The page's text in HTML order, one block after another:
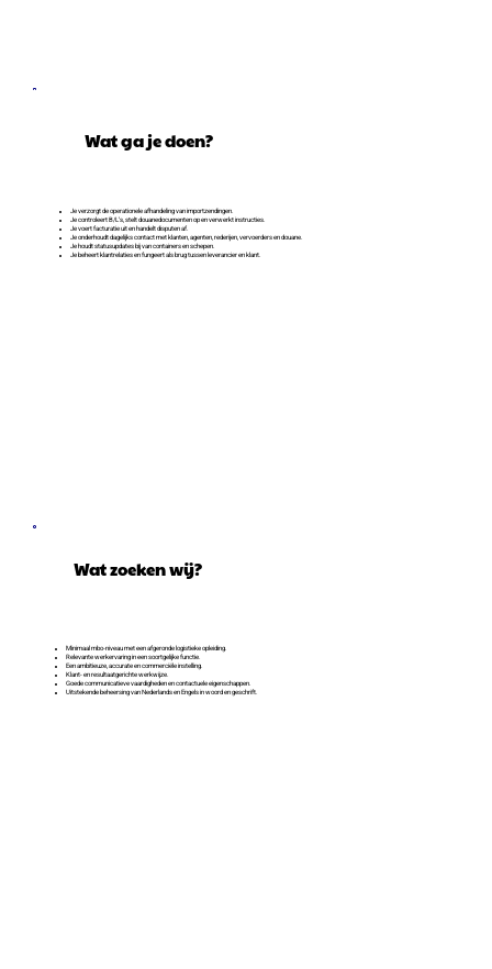
Wat ga je doen?
Je verzorgt de operationele afhandeling van importzendingen.
Je controleert B/L’s, stelt douanedocumenten op en verwerkt instructies.
Je voert facturatie uit en handelt disputen af.
Je onderhoudt dagelijks contact met klanten, agenten, rederijen, vervoerders en douane.
Je houdt statusupdates bij van containers en schepen.
Je beheert klantrelaties en fungeert als brug tussen leverancier en klant.
Wat zoeken wij?
Minimaal mbo-niveau met een afgeronde logistieke opleiding.
Relevante werkervaring in een soortgelijke functie.
Een ambitieuze, accurate en commerciële instelling.
Klant- en resultaatgerichte werkwijze.
Goede communicatieve vaardigheden en contactuele eigenschappen.
Uitstekende beheersing van Nederlands en Engels in woord en geschrift.